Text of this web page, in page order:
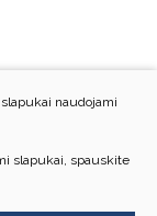
naudojami
slapukai, spauskite